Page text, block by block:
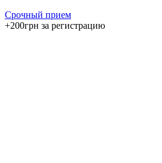
Срочный прием
+200грн за регистрацию